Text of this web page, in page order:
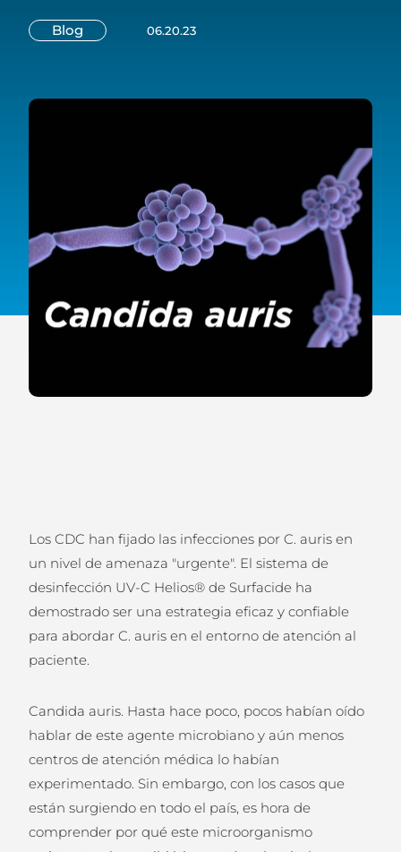
Blog 06.20.23
Los CDC han fijado las infecciones por C. auris en
un nivel de amenaza "urgente". El sistema de
desinfección UV-C Helios® de Surfacide ha
demostrado ser una estrategia eficaz y confiable
para abordar C. auris en el entorno de atención al
paciente.
Candida auris. Hasta hace poco, pocos habían oído
hablar de este agente microbiano y aún menos
centros de atención médica lo habían
experimentado. Sin embargo, con los casos que
están surgiendo en todo el país, es hora de
comprender por qué este microorganismo